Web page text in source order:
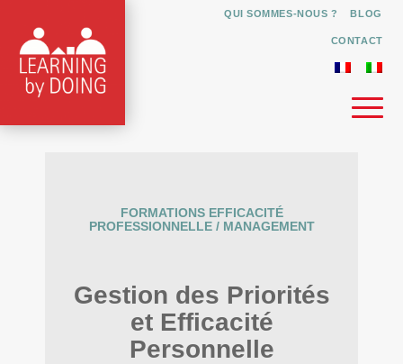
QUI SOMMES-NOUS ? BLOG
CONTACT
FORMATIONS EFFICACITÉ
PROFESSIONNELLE / MANAGEMENT
Gestion des Priorités
et Efficacité
Personnelle